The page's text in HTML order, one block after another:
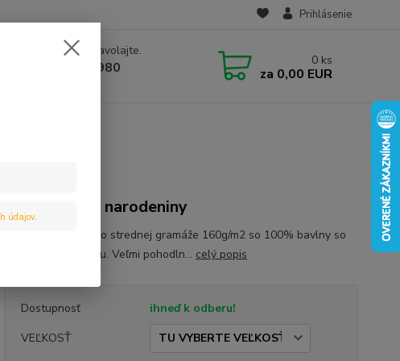
Prihlásenie
Neviete si rady? Zavolajte.
+421 910 582 980 0 ks
za 0,00 EUR
Vtipné tričko narodeniny
Špecifikácia - tričko strednej gramáže 160g/m2 so 100% bavlny so
silikónovou úpravou. Veľmi pohodln... celý popis
Dostupnosť
ihneď k odberu!
VEĽKOSŤ
údajov.